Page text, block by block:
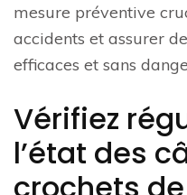
mesure préventive
accidents et assurer
efficaces et sans
Vérifiez
l’état des